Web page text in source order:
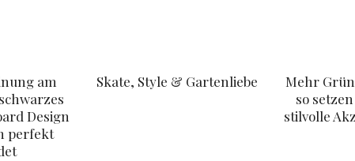
am
Design
perfekt
Skate, Style & Gartenliebe
Mehr
so
stilvolle